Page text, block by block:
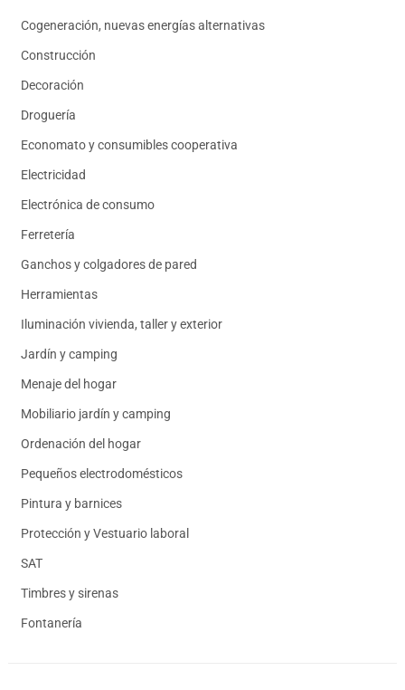
Cogeneración, nuevas energías alternativas
Construcción
Decoración
Droguería
Economato y consumibles cooperativa
Electricidad
Electrónica de consumo
Ferretería
Ganchos y colgadores de pared
Herramientas
Iluminación vivienda, taller y exterior
Jardín y camping
Menaje del hogar
Mobiliario jardín y camping
Ordenación del hogar
Pequeños electrodomésticos
Pintura y barnices
Protección y Vestuario laboral
SAT
Timbres y sirenas
Fontanería